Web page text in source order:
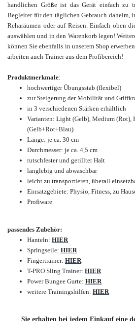
handlichen Größe ist das Gerät einfach zu
Begleiter für den täglichen Gebrauch daheim,
Reharäumen oder auf Reisen. Einfach oben
auswählen und in den Warenkorb legen!
können Sie ebenfalls in unserem Shop erwerben.
arbeiten auch Trainer aus dem Profibereich!
Produktmerkmale:
hochwertiger Übungsstab (flexibel)
zur Steigerung der Mobilität und
in 3 verschiedenen Stärken erhältlich
Varianten: Light (Gelb), Medium (Rot),
(Gelb+Rot+Blau)
Länge: je ca. 30 cm
Durchmesser: je ca. 4,5 cm
rutschfester und gerillter Halt
langlebig und abwaschbar
leicht zu transportieren, überall
Einsatzgebiete: Physio, Fitness, zu
Profiware
passendes Zubehör:
Hanteln: HIER
Springseile: HIER
Fingertrainer: HIER
T-PRO Sling Trainer: HIER
Power Bungee Gurte: HIER
weitere Trainingshilfen: HIER
Sie erhalten bei jedem Einkauf eine